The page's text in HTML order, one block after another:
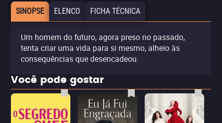
SINOPSE ELENCO FICHA TÉCNICA
Um homem do futuro, agora preso no passado,
tenta criar uma vida para si mesmo, alheio às
consequências que desencadeou.
Você pode gostar